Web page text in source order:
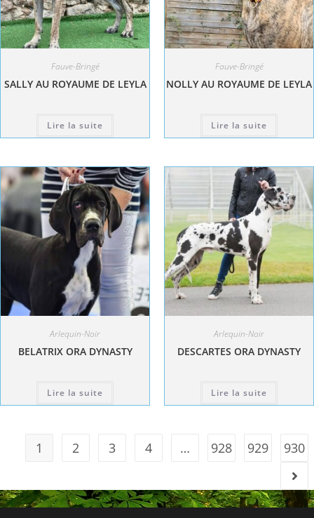
Fauve-Bringé
SALLY AU ROYAUME DE LEYLA
Lire la suite
Fauve-Bringé
NOLLY AU ROYAUME DE LEYLA
Lire la suite
Arlequin-Noir
BELATRIX ORA DYNASTY
Lire la suite
Arlequin-Noir
DESCARTES ORA DYNASTY
Lire la suite
1 2 3 4 … 928 929 930